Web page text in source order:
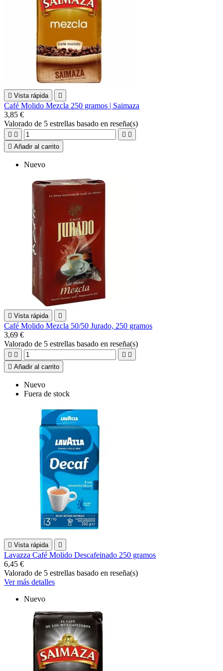
 Vista rápida 
Café Molido Mezcla 250 gramos | Saimaza
3,85 €
Valorado de 5 estrellas basado en reseña(s)
   
 Añadir al carrito
Nuevo
 Vista rápida 
Café Molido Mezcla 50/50 Jurado, 250 gramos
3,69 €
Valorado de 5 estrellas basado en reseña(s)
   
 Añadir al carrito
Nuevo
Fuera de stock
 Vista rápida 
Lavazza Café Molido Descafeinado 250 gramos
6,45 €
Valorado de 5 estrellas basado en reseña(s)
Ver más detalles
Nuevo